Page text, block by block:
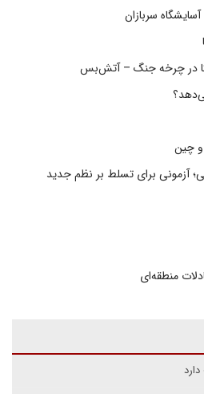
سربازان
در چرخه جنگ – آتش‌بس
و چین
آزمونی برای تسلط بر نظم جدید
منطقه‌ای